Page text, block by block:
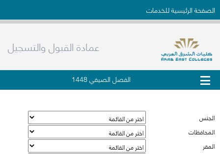
الصفحة الرئيسية للخدمات
عمادة القبول والتسجيل
الفصل الصيفي 1448
الجنس
المحافظات
المقر